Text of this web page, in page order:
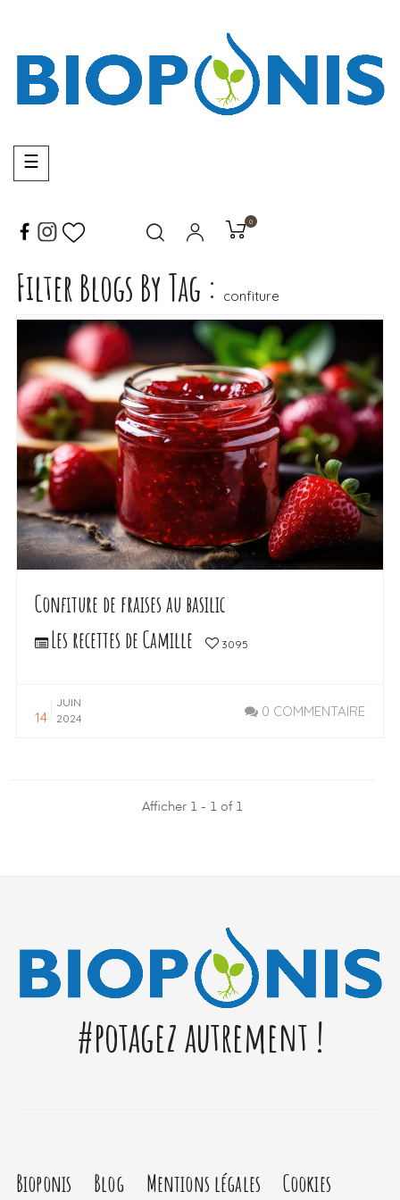
Basculer
la
navigation
☰
0
Filter Blogs By Tag : confiture
LIRE LA SUITE
Confiture de fraises au basilic
Les recettes de Camille
3095
14
JUIN
2024
0 COMMENTAIRE
Afficher 1 - 1 of 1
#potagez autrement !
Bioponis Blog Mentions légales Cookies